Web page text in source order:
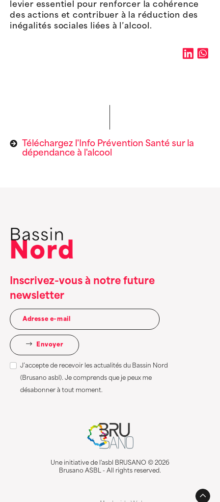
levier essentiel pour renforcer la cohérence
des actions et contribuer à la réduction des
inégalités sociales liées à l’alcool.
Téléchargez l'Info Prévention Santé sur la
dépendance à l'alcool
Inscrivez-vous à notre future
newsletter
Envoyer
J’accepte de recevoir les actualités du Bassin Nord
(Brusano asbl). Je comprends que je peux me
désabonner à tout moment.
Une initiative de l'asbl BRUSANO © 2026
Brusano ASBL - All rights reserved.